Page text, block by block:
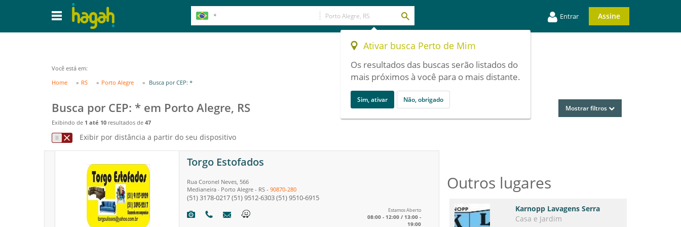
Entrar Assine
Ativar busca Perto de Mim
Os resultados das buscas serão listados do
mais próximos à você para o mais distante.
Sim, ativar Não, obrigado
Você está em:
Home
RS Porto Alegre Busca por CEP: *
Busca por CEP: * em Porto Alegre, RS
Exibindo de 1 até 10 resultados de 47
Mostrar filtros
Exibir por distância a partir do seu dispositivo
Torgo Estofados
Rua Coronel Neves, 566
Medianeira - Porto Alegre - RS - 90870-280
(51) 3178-0217(51) 9512-6303(51) 9510-6915
Estamos Aberto
08:00 - 12:00 / 13:00 -
19:00
Outros lugares
Karnopp Lavagens Serra
Casa e Jardim